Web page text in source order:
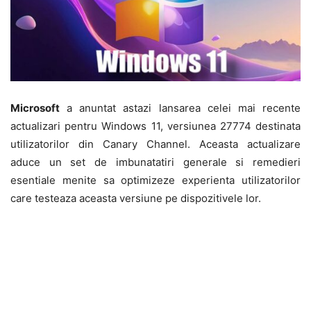
Microsoft a anuntat astazi lansarea celei mai recente
actualizari pentru Windows 11, versiunea 27774 destinata
utilizatorilor din Canary Channel. Aceasta actualizare
aduce un set de imbunatatiri generale si remedieri
esentiale menite sa optimizeze experienta utilizatorilor
care testeaza aceasta versiune pe dispozitivele lor.